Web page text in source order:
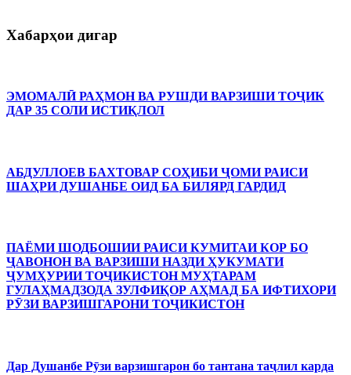
Хабарҳои дигар
ЭМОМАЛӢ РАҲМОН ВА РУШДИ ВАРЗИШИ ТОҶИК
ДАР 35 СОЛИ ИСТИҚЛОЛ
АБДУЛЛОЕВ БАХТОВАР СОҲИБИ ҶОМИ РАИСИ
ШАҲРИ ДУШАНБЕ ОИД БА БИЛЯРД ГАРДИД
ПАЁМИ ШОДБОШИИ РАИСИ КУМИТАИ КОР БО
ҶАВОНОН ВА ВАРЗИШИ НАЗДИ ҲУКУМАТИ
ҶУМҲУРИИ ТОҶИКИСТОН МУҲТАРАМ
ГУЛАҲМАДЗОДА ЗУЛФИҚОР АҲМАД БА ИФТИХОРИ
РӮЗИ ВАРЗИШГАРОНИ ТОҶИКИСТОН
Дар Душанбе Рӯзи варзишгарон бо тантана таҷлил карда